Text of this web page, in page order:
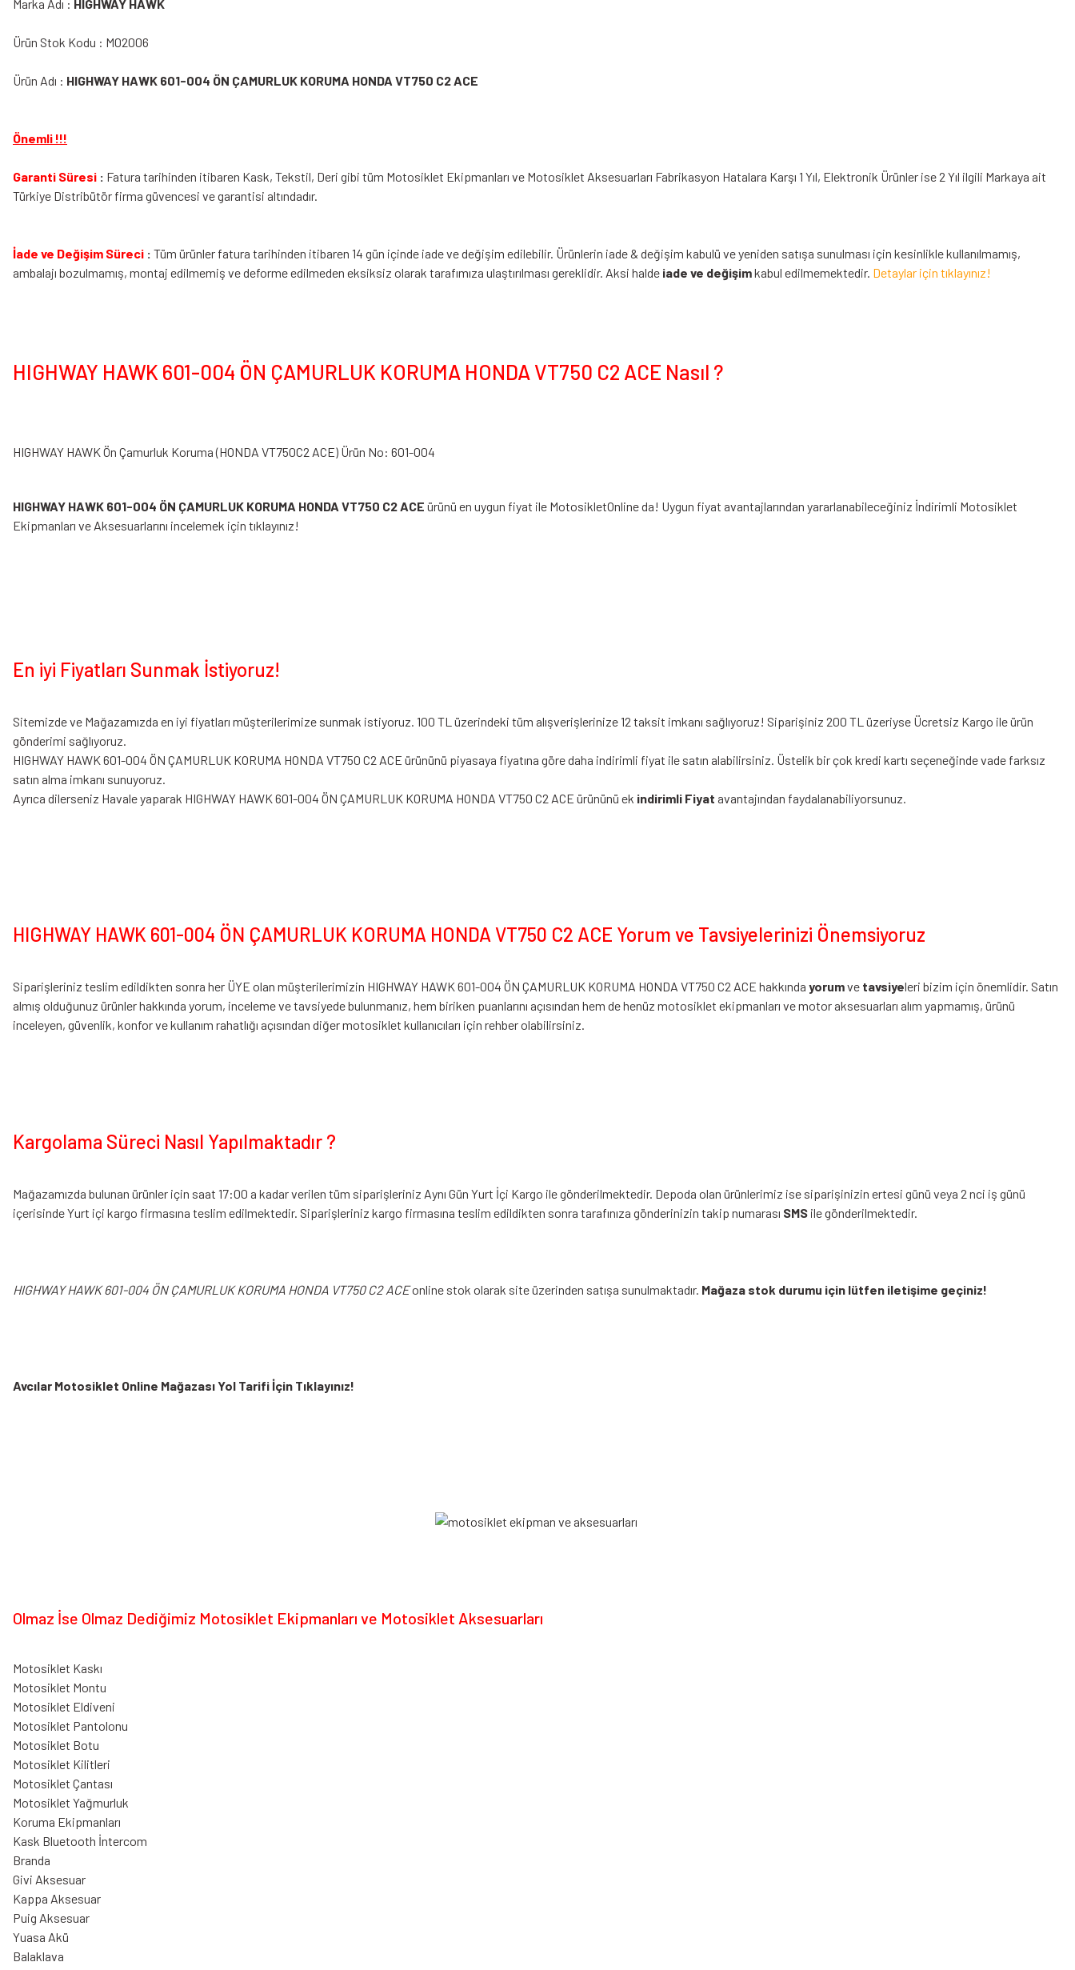
Marka Adı : HIGHWAY HAWK
Ürün Stok Kodu : M02006
Ürün Adı : HIGHWAY HAWK 601-004 ÖN ÇAMURLUK KORUMA HONDA VT750 C2 ACE
Önemli !!!
Garanti Süresi : Fatura tarihinden itibaren Kask, Tekstil, Deri gibi tüm Motosiklet Ekipmanları ve Motosiklet Aksesuarları Fabrikasyon Hatalara Karşı 1 Yıl, Elektronik Ürünler ise 2 Yıl ilgili Markaya ait
Türkiye Distribütör firma güvencesi ve garantisi altındadır.
İade ve Değişim Süreci : Tüm ürünler fatura tarihinden itibaren 14 gün içinde iade ve değişim edilebilir. Ürünlerin iade & değişim kabulü ve yeniden satışa sunulması için kesinlikle kullanılmamış,
ambalajı bozulmamış, montaj edilmemiş ve deforme edilmeden eksiksiz olarak tarafımıza ulaştırılması gereklidir. Aksi halde iade ve değişimkabul edilmemektedir. Detaylar için tıklayınız!
HIGHWAY HAWK 601-004 ÖN ÇAMURLUK KORUMA HONDA VT750 C2 ACE Nasıl ?
HIGHWAY HAWK Ön Çamurluk Koruma (HONDA VT750C2 ACE) Ürün No: 601-004
HIGHWAY HAWK 601-004 ÖN ÇAMURLUK KORUMA HONDA VT750 C2 ACE ürünü en uygun fiyat ile MotosikletOnline da! Uygun fiyat avantajlarından yararlanabileceğiniz İndirimli Motosiklet
Ekipmanları ve Aksesuarlarını incelemek için tıklayınız!
En iyi Fiyatları Sunmak İstiyoruz!
Sitemizde ve Mağazamızda en iyi fiyatları müşterilerimize sunmak istiyoruz. 100 TL üzerindeki tüm alışverişlerinize 12 taksit imkanı sağlıyoruz! Siparişiniz 200 TL üzeriyse Ücretsiz Kargo ile ürün
gönderimi sağlıyoruz.
HIGHWAY HAWK 601-004 ÖN ÇAMURLUK KORUMA HONDA VT750 C2 ACE ürününü piyasaya fiyatına göre daha indirimli fiyat ile satın alabilirsiniz. Üstelik bir çok kredi kartı seçeneğinde vade farksız
satın alma imkanı sunuyoruz.
Ayrıca dilerseniz Havale yaparak HIGHWAY HAWK 601-004 ÖN ÇAMURLUK KORUMA HONDA VT750 C2 ACE ürününü ek indirimli Fiyat avantajından faydalanabiliyorsunuz.
HIGHWAY HAWK 601-004 ÖN ÇAMURLUK KORUMA HONDA VT750 C2 ACE Yorum ve Tavsiyelerinizi Önemsiyoruz
Siparişleriniz teslim edildikten sonra her ÜYE olan müşterilerimizin HIGHWAY HAWK 601-004 ÖN ÇAMURLUK KORUMA HONDA VT750 C2 ACE hakkında yorumve tavsiyeleri bizim için önemlidir. Satın
almış olduğunuz ürünler hakkında yorum, inceleme ve tavsiyede bulunmanız, hem biriken puanlarını açısından hem de henüz motosiklet ekipmanları ve motor aksesuarları alım yapmamış, ürünü
inceleyen, güvenlik, konfor ve kullanım rahatlığı açısından diğer motosiklet kullanıcıları için rehber olabilirsiniz.
Kargolama Süreci Nasıl Yapılmaktadır ?
Mağazamızda bulunan ürünler için saat 17:00 a kadar verilen tüm siparişleriniz Aynı Gün Yurt İçi Kargo ile gönderilmektedir. Depoda olan ürünlerimiz ise siparişinizin ertesi günü veya 2 nci iş günü
içerisinde Yurt içi kargo firmasına teslim edilmektedir. Siparişleriniz kargo firmasına teslim edildikten sonra tarafınıza gönderinizin takip numarası SMS ile gönderilmektedir.
HIGHWAY HAWK 601-004 ÖN ÇAMURLUK KORUMA HONDA VT750 C2 ACEonline stok olarak site üzerinden satışa sunulmaktadır. Mağaza stok durumu için lütfen iletişime geçiniz!
Avcılar Motosiklet Online Mağazası Yol Tarifi İçin Tıklayınız!
Olmaz İse Olmaz Dediğimiz Motosiklet Ekipmanları ve Motosiklet Aksesuarları
Motosiklet Kaskı
Motosiklet Montu
Motosiklet Eldiveni
Motosiklet Pantolonu
Motosiklet Botu
Motosiklet Kilitleri
Motosiklet Çantası
Motosiklet Yağmurluk
Koruma Ekipmanları
Kask Bluetooth İntercom
Branda
Givi Aksesuar
Kappa Aksesuar
Puig Aksesuar
Yuasa Akü
Balaklava